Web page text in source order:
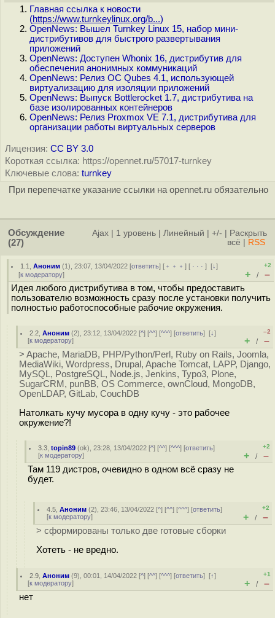
Главная ссылка к новости
(https://www.turnkeylinux.org/b...)
OpenNews: Вышел Turnkey Linux 15, набор мини-
дистрибутивов для быстрого развертывания
приложений
OpenNews: Доступен Whonix 16, дистрибутив для
обеспечения анонимных коммуникаций
OpenNews: Релиз ОС Qubes 4.1, использующей
виртуализацию для изоляции приложений
OpenNews: Выпуск Bottlerocket 1.7, дистрибутива на
базе изолированных контейнеров
OpenNews: Релиз Proxmox VE 7.1, дистрибутива для
организации работы виртуальных серверов
Лицензия: CC BY 3.0
Короткая ссылка: https://opennet.ru/57017-turnkey
Ключевые слова: turnkey
При перепечатке указание ссылки на opennet.ru обязательно
Обсуждение
(27)
Ajax 1 уровень Линейный +/-
Раскрыть
всё
RSS
1.1 ,Аноним (1), 23:07, 13/04/2022 [ответить] [ ﹢﹢﹢] [ · · ·][↓]
[к модератору]
+2
+ / –
Идея любого дистрибутива в том, чтобы предоставить
пользователю возможность сразу после установки получить
полностью работоспособные рабочие окружения.
2.2 ,Аноним (2), 23:12, 13/04/2022 [^] [^^] [^^^] [ответить][↓]
[к модератору]
–2
+ / –
> Apache, MariaDB, PHP/Python/Perl, Ruby on Rails, Joomla,
MediaWiki, Wordpress, Drupal, Apache Tomcat, LAPP, Django,
MySQL, PostgreSQL, Node.js, Jenkins, Typo3, Plone,
SugarCRM, punBB, OS Commerce, ownCloud, MongoDB,
OpenLDAP, GitLab, CouchDB
Натолкать кучу мусора в одну кучу - это рабочее
окружение?!
3.3 ,topin89 (ok), 23:28, 13/04/2022 [^] [^^] [^^^] [ответить]
[к модератору]
+2
+ / –
Там 119 дистров, очевидно в одном всё сразу не
будет.
4.5 ,Аноним (2), 23:46, 13/04/2022 [^] [^^] [^^^] [ответить]
[к модератору]
+2
+ / –
> сформированы только две готовые сборки
Хотеть - не вредно.
2.9 ,Аноним (9), 00:01, 14/04/2022 [^] [^^] [^^^] [ответить][↑]
[к модератору]
+1
+ / –
нет